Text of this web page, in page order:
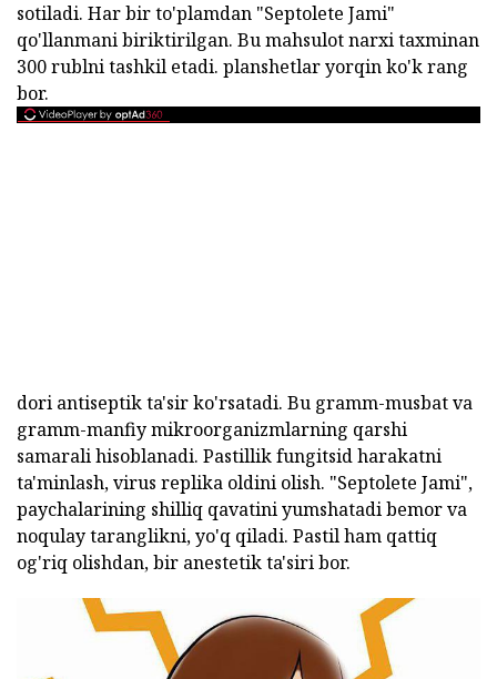
sotiladi. Har bir to'plamdan "Septolete Jami"
qo'llanmani biriktirilgan. Bu mahsulot narxi taxminan
300 rublni tashkil etadi. planshetlar yorqin ko'k rang
bor.
dori antiseptik ta'sir ko'rsatadi. Bu gramm-musbat va
gramm-manfiy mikroorganizmlarning qarshi
samarali hisoblanadi. Pastillik fungitsid harakatni
ta'minlash, virus replika oldini olish. "Septolete Jami",
paychalarining shilliq qavatini yumshatadi bemor va
noqulay taranglikni, yo'q qiladi. Pastil ham qattiq
og'riq olishdan, bir anestetik ta'siri bor.